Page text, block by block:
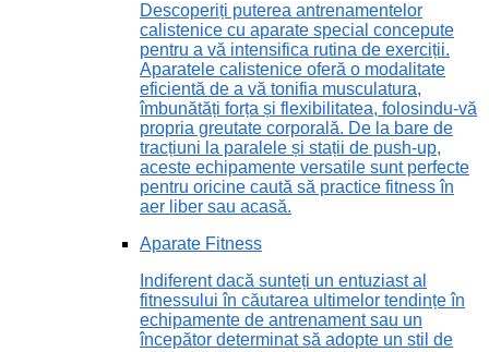
Descoperiți puterea antrenamentelor
calistenice cu aparate special concepute
pentru a vă intensifica rutina de exerciții.
Aparatele calistenice oferă o modalitate
eficientă de a vă tonifia musculatura,
îmbunătăți forța și flexibilitatea, folosindu-vă
propria greutate corporală. De la bare de
tracțiuni la paralele și stații de push-up,
aceste echipamente versatile sunt perfecte
pentru oricine caută să practice fitness în
aer liber sau acasă.
Aparate Fitness
Indiferent dacă sunteți un entuziast al
fitnessului în căutarea ultimelor tendințe în
echipamente de antrenament sau un
începător determinat să adopte un stil de